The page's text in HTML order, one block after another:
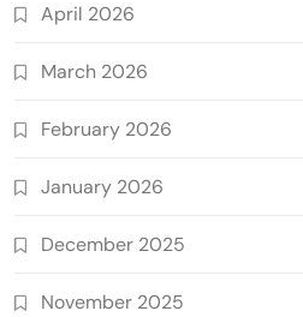
April 2026
March 2026
February 2026
January 2026
December 2025
November 2025